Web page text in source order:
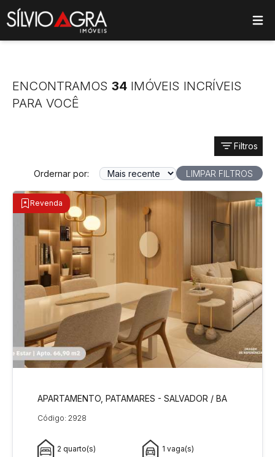
main menu
ENCONTRAMOS 34 IMÓVEIS INCRÍVEIS
PARA VOCÊ
Filtros
Ordernar por: LIMPAR FILTROS
Revenda
APARTAMENTO, PATAMARES - SALVADOR / BA
Código: 2928
2 quarto(s) 1 vaga(s)